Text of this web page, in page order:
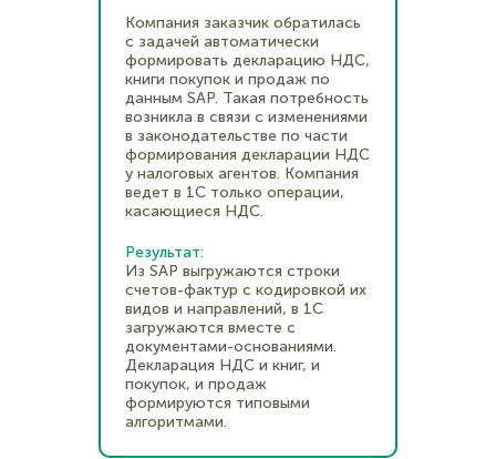
Компания заказчик обратилась
с задачей автоматически
формировать декларацию НДС,
книги покупок и продаж по
данным SAP. Такая потребность
возникла в связи с изменениями
в законодательстве по части
формирования декларации НДС
у налоговых агентов. Компания
ведет в 1С только операции,
касающиеся НДС.
Результат:
Из SAP выгружаются строки
счетов-фактур с кодировкой их
видов и направлений, в 1С
загружаются вместе с
документами-основаниями.
Декларация НДС и книг, и
покупок, и продаж
формируются типовыми
алгоритмами.